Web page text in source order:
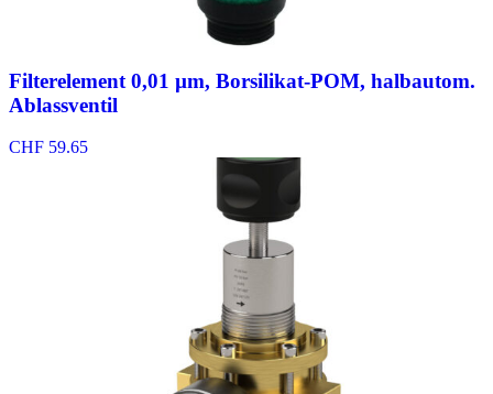
Filterelement 0,01 µm, Borsilikat-POM, halbautom.
Ablassventil
CHF 59.65